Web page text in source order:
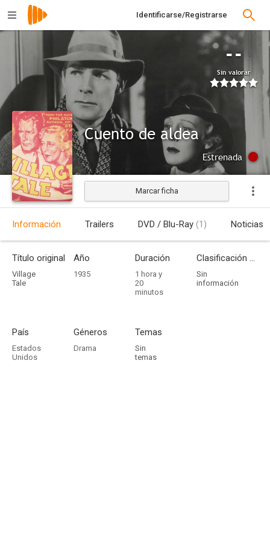
Identificarse/Registrarse
--
Sin valorar
Cuento de aldea
Estrenada
Marcar ficha
Información Trailers DVD / Blu-Ray (1) Noticias
Título original
Village
Tale
Año
1935
Duración
1 hora y
20
minutos
Clasificación por edades
Sin
información
País
Estados
Unidos
Géneros
Drama
Temas
Sin
temas